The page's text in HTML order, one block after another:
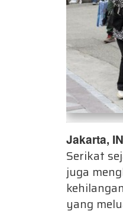
Jakarta,
Serikat
juga
yang